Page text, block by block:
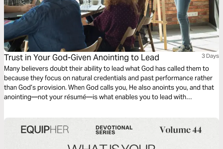
Trust in Your God-Given Anointing to Lead 3 Days
Many believers doubt their ability to lead what God has called them to
because they focus on natural credentials and past performance rather
than God’s provision. When God calls you, He also anoints you, and that
anointing—not your résumé—is what enables you to lead with
discover how to shift your focus from natural ability to divine
empowerment, learn to recognize the leadership anointing God has
placed on you, and grow in confidence that He will lead you to success
through His calling on your life.